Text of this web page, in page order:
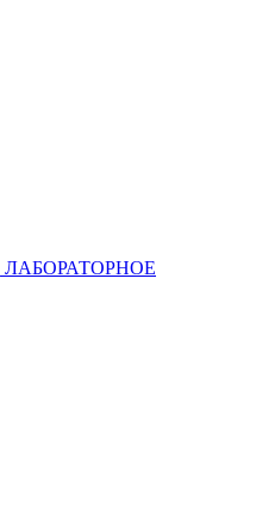
ЛАБОРАТОРНОЕ